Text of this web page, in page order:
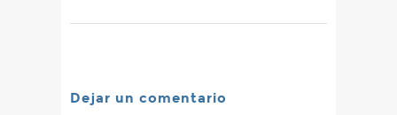
Dejar un comentario